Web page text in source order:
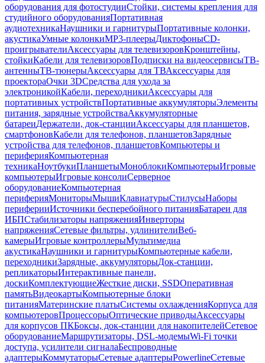
оборудования для фотостудииСтойки, системы крепления для
студийного оборудованияПортативная
аудиотехникаНаушники и гарнитурыПортативные колонки,
акустикаУмные колонкиMP3-плеерыДиктофоныCD-
проигрывателиАксессуары для телевизоровКронштейны,
стойкиКабели для телевизоровПодписки на видеосервисыТВ-
антенныТВ-тюнерыАксессуары для ТВАксессуары для
проектораОчки 3DСредства для ухода за
электроникойКабели, переходникиАксессуары для
портативных устройствПортативные аккумуляторыЭлементы
питания, зарядные устройстваАккумуляторные
батареиДержатели, док-станцииАксессуары для планшетов,
смартфоновКабели для телефонов, планшетовЗарядные
устройства для телефонов, планшетовКомпьютеры и
периферияКомпьютерная
техникаНоутбукиПланшетыМоноблокиКомпьютерыИгровые
компьютерыИгровые консолиСерверное
оборудованиеКомпьютерная
периферияМониторыМышиКлавиатурыСтилусыНаборы
периферииИсточники бесперебойного питанияБатареи для
ИБПСтабилизаторы напряженияИнверторы
напряженияСетевые фильтры, удлинителиВеб-
камерыИгровые контроллерыМультимедиа
акустикаНаушники и гарнитурыКомпьютерные кабели,
переходникиЗарядные, аккумуляторыДок-станции,
репликаторыИнтерактивные панели,
доскиКомплектующиеЖесткие диски, SSDОперативная
памятьВидеокартыКомпьютерные блоки
питанияМатеринские платыСистемы охлажденияКорпуса для
компьютеровПроцессорыОптические приводыАксессуары
для корпусов ПКБоксы, док-станции для накопителейСетевое
оборудованиеМаршрутизаторы, DSL-модемыWi-Fi точки
доступа, усилители сигналаБеспроводные
адаптерыКоммутаторыСетевые адаптерыPowerlineСетевые